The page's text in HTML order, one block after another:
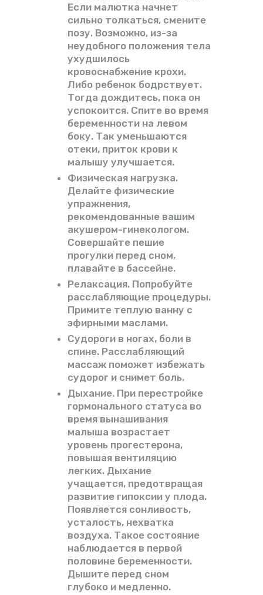
Если малютка начнет
сильно толкаться, смените
позу. Возможно, из-за
неудобного положения тела
ухудшилось
кровоснабжение крохи.
Либо ребенок бодрствует.
Тогда дождитесь, пока он
успокоится. Спите во время
беременности на левом
боку. Так уменьшаются
отеки, приток крови к
малышу улучшается.
Физическая нагрузка.
Делайте физические
упражнения,
рекомендованные вашим
акушером-гинекологом.
Совершайте пешие
прогулки перед сном,
плавайте в бассейне.
Релаксация. Попробуйте
расслабляющие процедуры.
Примите теплую ванну с
эфирными маслами.
Судороги в ногах, боли в
спине. Расслабляющий
массаж поможет избежать
судорог и снимет боль.
Дыхание. При перестройке
гормонального статуса во
время вынашивания
малыша возрастает
уровень прогестерона,
повышая вентиляцию
легких. Дыхание
учащается, предотвращая
развитие гипоксии у плода.
Появляется сонливость,
усталость, нехватка
воздуха. Такое состояние
наблюдается в первой
половине беременности.
Дышите перед сном
глубоко и медленно.